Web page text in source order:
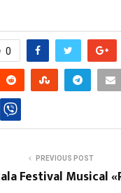
0
PREVIOUS POST
Festival Musical